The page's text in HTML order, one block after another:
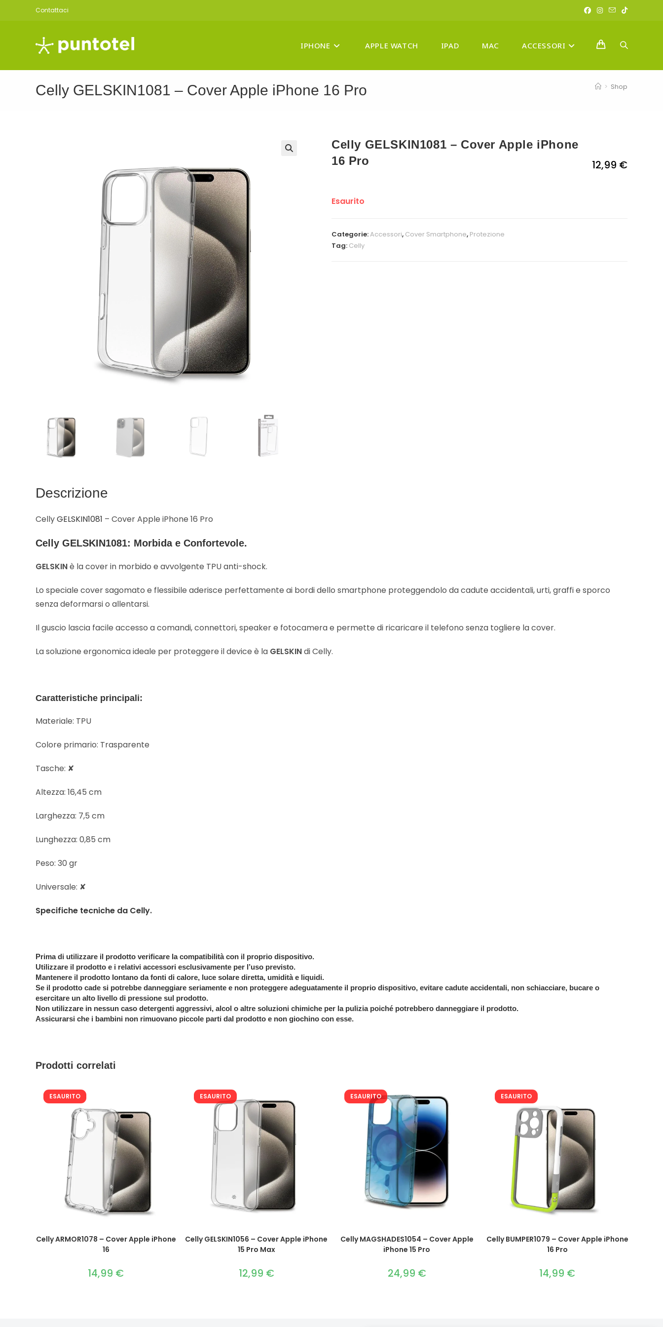
Contattaci
IPHONE APPLE WATCH IPAD MAC ACCESSORI ATTIVA/
Celly GELSKIN1081 – Cover Apple iPhone 16 Pro > Shop
Celly GELSKIN1081 – Cover Apple iPhone
16 Pro
12,99 €
Esaurito
Categorie:Accessori, Cover Smartphone, Protezione
Tag: Celly
Descrizione
CellyGELSKIN1081 – Cover Apple iPhone 16 Pro
Celly GELSKIN1081: Morbida e Confortevole.
GELSKINè la cover in morbido e avvolgente TPU anti-shock.
Lo speciale cover sagomato e flessibile aderisce perfettamente ai bordi dello smartphone proteggendolo da cadute accidentali, urti, graffi e sporco
senza deformarsi o allentarsi.
Il guscio lascia facile accesso a comandi, connettori, speaker e fotocamera e permette di ricaricare il telefono senza togliere la cover.
La soluzione ergonomica ideale per proteggere il device è la GELSKINdi Celly.
Caratteristiche principali:
Materiale: TPU
Colore primario: Trasparente
Tasche: ✘
Altezza: 16,45 cm
Larghezza: 7,5 cm
Lunghezza: 0,85 cm
Peso: 30 gr
Universale: ✘
Specifiche tecniche da Celly.
Prima di utilizzare il prodotto verificare la compatibilità con il proprio dispositivo.
Utilizzare il prodotto e i relativi accessori esclusivamente per l’uso previsto.
Mantenere il prodotto lontano da fonti di calore, luce solare diretta, umidità e liquidi.
Se il prodotto cade si potrebbe danneggiare seriamente e non proteggere adeguatamente il proprio dispositivo, evitare cadute accidentali, non schiacciare, bucare o
esercitare un alto livello di pressione sul prodotto.
Non utilizzare in nessun caso detergenti aggressivi, alcol o altre soluzioni chimiche per la pulizia poiché potrebbero danneggiare il prodotto.
Assicurarsi che i bambini non rimuovano piccole parti dal prodotto e non giochino con esse.
Prodotti correlati
ESAURITO
Celly ARMOR1078 – Cover Apple iPhone
16
14,99 €
ESAURITO
Celly GELSKIN1056 – Cover Apple iPhone
15 Pro Max
12,99 €
ESAURITO
Celly MAGSHADES1054 – Cover Apple
iPhone 15 Pro
24,99 €
ESAURITO
Celly BUMPER1079 – Cover Apple iPhone
16 Pro
14,99 €